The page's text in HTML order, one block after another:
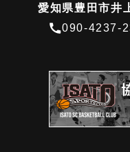
愛知県豊田市井
090-4237-